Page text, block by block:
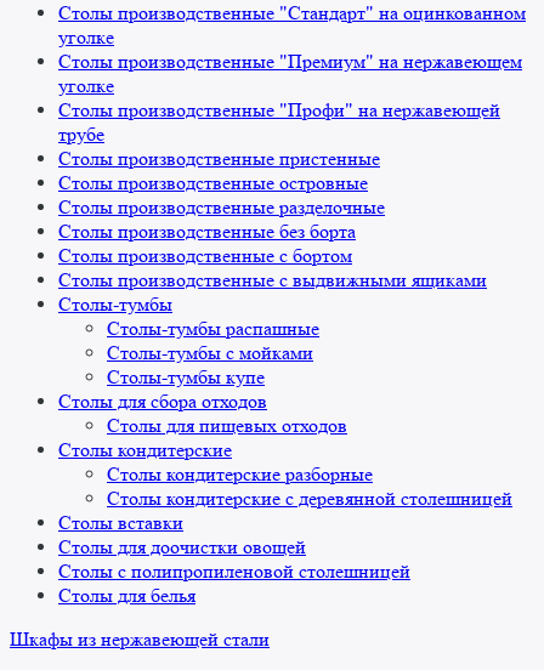
Столы производственные "Стандарт" на оцинкованном
уголке
Столы производственные "Премиум" на нержавеющем
уголке
Столы производственные "Профи" на нержавеющей
трубе
Столы производственные пристенные
Столы производственные островные
Столы производственные разделочные
Столы производственные без борта
Столы производственные с бортом
Столы производственные с выдвижными ящиками
Столы-тумбы
Столы-тумбы распашные
Столы-тумбы с мойками
Столы-тумбы купе
Столы для сбора отходов
Столы для пищевых отходов
Столы кондитерские
Столы кондитерские разборные
Столы кондитерские с деревянной столешницей
Столы вставки
Столы для доочистки овощей
Столы с полипропиленовой столешницей
Столы для белья
Шкафы из нержавеющей стали